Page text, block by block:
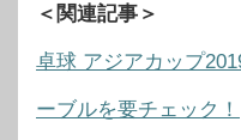
＜関連記事＞
卓球 アジアカップ
ーブルを要チェック！